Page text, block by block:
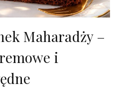
Maharadży –
i